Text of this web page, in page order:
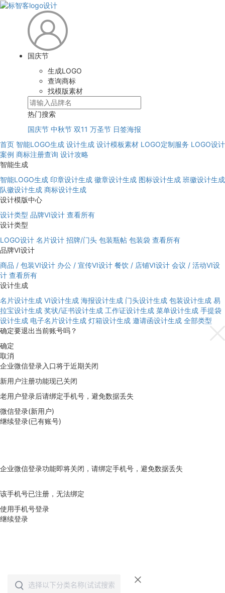
国庆节
生成LOGO
查询商标
找模版素材
热门搜索
国庆节 中秋节 双11 万圣节 日签海报
首页 智能LOGO生成 设计生成 设计模板素材 LOGO定制服务 LOGO设计
案例 商标注册查询 设计攻略
智能生成
智能LOGO生成 印章设计生成 徽章设计生成 图标设计生成 班徽设计生成
队徽设计生成 商标设计生成
设计模版中心
设计类型 品牌VI设计 查看所有
设计类型
LOGO设计 名片设计 招牌/门头 包装瓶帖 包装袋 查看所有
品牌VI设计
商品 / 包装VI设计 办公 / 宣传VI设计 餐饮 / 店铺VI设计 会议 / 活动VI设
计 查看所有
设计生成
名片设计生成 VI设计生成 海报设计生成 门头设计生成 包装设计生成 易
拉宝设计生成 奖状/证书设计生成 工作证设计生成 菜单设计生成 手提袋
设计生成 电子名片设计生成 灯箱设计生成 邀请函设计生成 全部类型
确定要退出当前账号吗？
确定
取消
企业微信登录入口将于近期关闭
新用户注册功能现已关闭
老用户登录后请绑定手机号，避免数据丢失
微信登录(新用户)
继续登录(已有账号)
企业微信登录功能即将关闭，请绑定手机号，避免数据丢失
该手机号已注册，无法绑定
使用手机号登录
继续登录